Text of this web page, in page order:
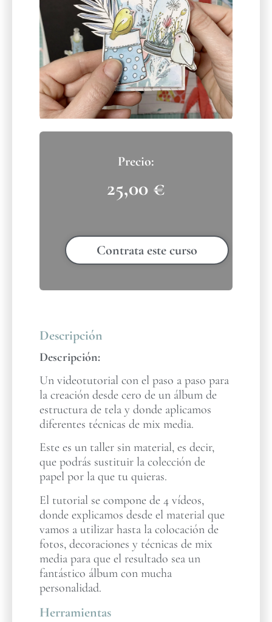
25,00 €
Contrata este curso
Descripción
Descripción:
Un videotutorial con el paso a paso para
la creación desde cero de un álbum de
estructura de tela y donde aplicamos
diferentes técnicas de mix media.
Este es un taller sin material, es decir,
que podrás sustituir la colección de
papel por la que tu quieras.
El tutorial se compone de 4 vídeos,
donde explicamos desde el material que
vamos a utilizar hasta la colocación de
fotos, decoraciones y técnicas de mix
media para que el resultado sea un
fantástico álbum con mucha
personalidad.
Herramientas